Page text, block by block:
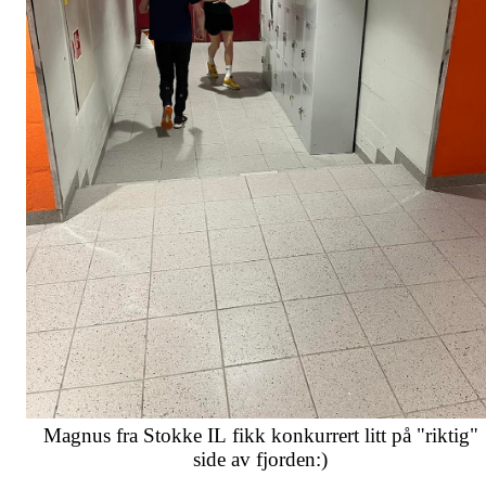
Magnus fra Stokke IL fikk konkurrert litt på "riktig"
side av fjorden:)